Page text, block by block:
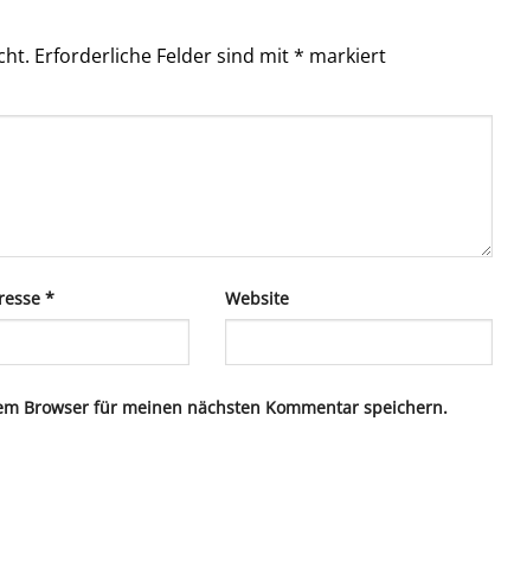
Erforderliche Felder sind mit* markiert
* Website
Browser für meinen nächsten Kommentar speichern.